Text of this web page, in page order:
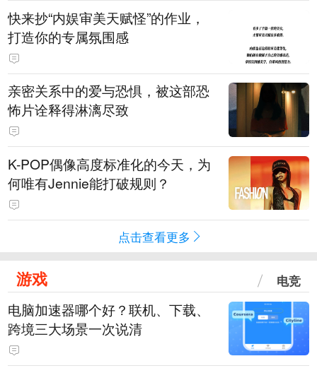
快来抄“内娱审美天赋怪”的作业，
打造你的专属氛围感
亲密关系中的爱与恐惧，被这部恐
怖片诠释得淋漓尽致
K-POP偶像高度标准化的今天，为
何唯有Jennie能打破规则？
点击查看更多
游戏 电竞
电脑加速器哪个好？联机、下载、
跨境三大场景一次说清